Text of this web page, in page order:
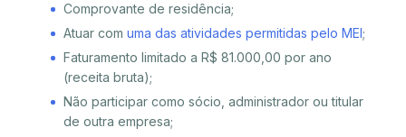
Comprovante de residência;
Atuar com uma das atividades permitidas pelo MEI;
Faturamento limitado a R$ 81.000,00 por ano
(receita bruta);
Não participar como sócio, administrador ou titular
de outra empresa;